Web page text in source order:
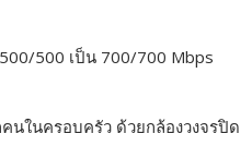
500 เป็น 700/700 Mbps
ในครอบครัว ด้วยกล้องวงจรปิด